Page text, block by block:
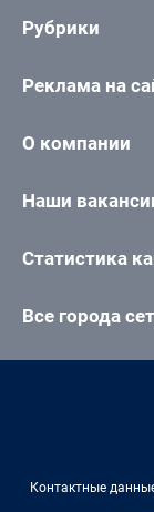
Рубрики
Реклама на
О компании
Наши
Статистика
Все города
Контактные